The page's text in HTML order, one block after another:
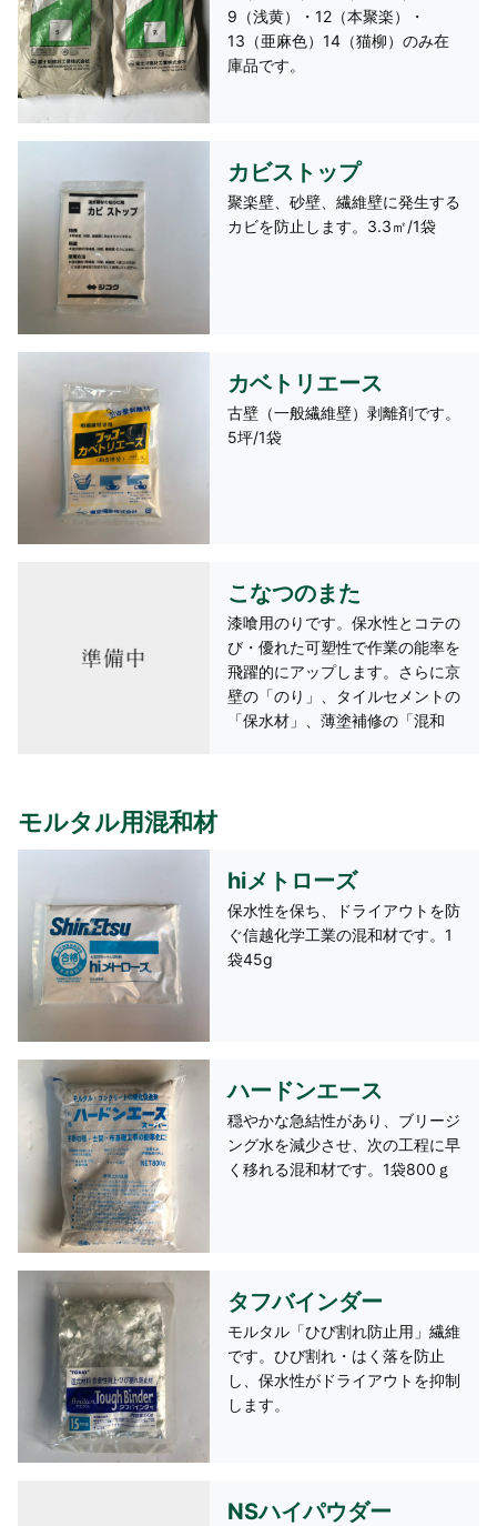
9（浅黄）・12（本聚楽）・
13（亜麻色）14（猫柳）のみ在
庫品です。
カビストップ
聚楽壁、砂壁、繊維壁に発生する
カビを防止します。3.3㎡/1袋
カベトリエース
古壁（一般繊維壁）剥離剤です。
5坪/1袋
こなつのまた
漆喰用のりです。保水性とコテの
び・優れた可塑性で作業の能率を
飛躍的にアップします。さらに京
壁の「のり」、タイルセメントの
「保水材」、薄塗補修の「混和
モルタル用混和材
hiメトローズ
保水性を保ち、ドライアウトを防
ぐ信越化学工業の混和材です。1
袋45g
ハードンエース
穏やかな急結性があり、ブリージ
ング水を減少させ、次の工程に早
く移れる混和材です。1袋800ｇ
タフバインダー
モルタル「ひび割れ防止用」繊維
です。ひび割れ・はく落を防止
し、保水性がドライアウトを抑制
します。
NSハイパウダー